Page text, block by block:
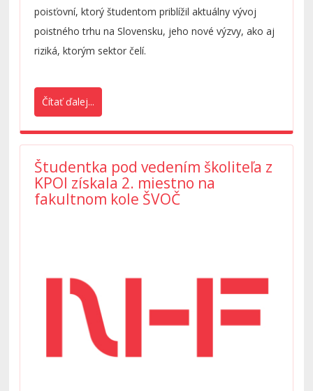
poisťovní, ktorý študentom priblížil aktuálny vývoj
poistného trhu na Slovensku, jeho nové výzvy, ako aj
riziká, ktorým sektor čelí.
Čítať ďalej...
Študentka pod vedením školiteľa z
KPOI získala 2. miestno na
fakultnom kole ŠVOČ